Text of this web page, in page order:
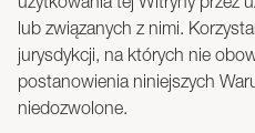
lub związanych z nimi.
jurysdykcji, na których nie
postanowienia niniejszych
niedozwolone.